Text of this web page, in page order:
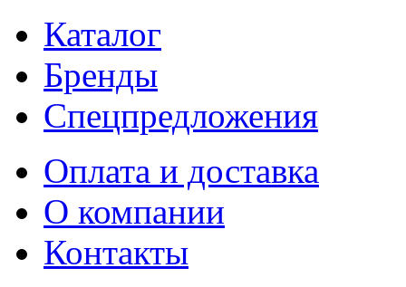
Каталог
Бренды
Спецпредложения
Оплата и доставка
О компании
Контакты